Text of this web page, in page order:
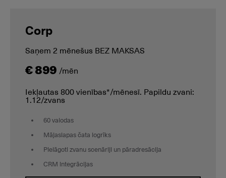
Corp
Saņem 2 mēnešus BEZ MAKSAS
€ 899 /mēn
Iekļautas 800 vienības*/mēnesī. Papildu zvani:
1.12/zvans
60 valodas
Mājaslapas čata logrīks
Pielāgoti zvanu scenāriji un pāradresācija
CRM integrācijas